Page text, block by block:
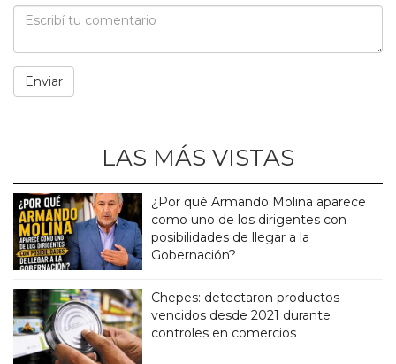
LAS MÁS VISTAS
¿Por qué Armando Molina aparece
como uno de los dirigentes con
posibilidades de llegar a la
Gobernación?
Chepes: detectaron productos
vencidos desde 2021 durante
controles en comercios